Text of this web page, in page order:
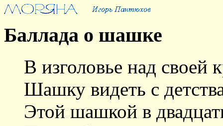
Баллада о шашке
В изголовье над своей
Шашку видеть с
Этой шашкой в